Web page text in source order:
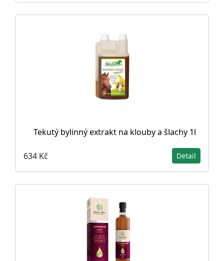
Tekutý bylinný extrakt na klouby a šlachy 1l
634 Kč Detail